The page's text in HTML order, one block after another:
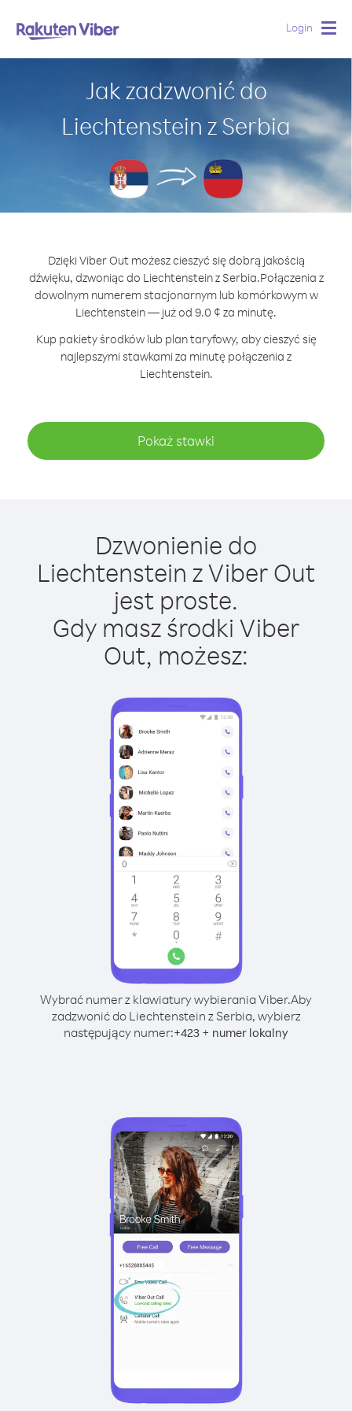
Login
Jak zadzwonić do
Liechtenstein z Serbia
Dzięki Viber Out możesz cieszyć się dobrą jakością
dźwięku, dzwoniąc do Liechtenstein z Serbia.Połączenia z
dowolnym numerem stacjonarnym lub komórkowym w
Liechtenstein — już od 9.0 ¢ za minutę.
Kup pakiety środków lub plan taryfowy, aby cieszyć się
najlepszymi stawkami za minutę połączenia z
Liechtenstein.
Pokaż stawki
Dzwonienie do
Liechtenstein z Viber Out
jest proste.
Gdy masz środki Viber
Out, możesz:
Wybrać numer z klawiatury wybierania Viber.Aby
zadzwonić do Liechtenstein z Serbia, wybierz
następujący numer:+423 + numer lokalny